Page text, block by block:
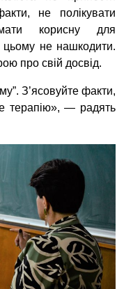
не полікувати
корисну для
цьому не нашкодити.
про свій досвід.
З’ясовуйте факти,
терапію», — радять